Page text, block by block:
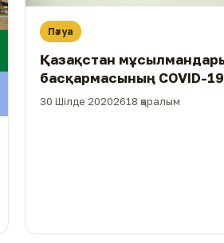
Пәтуа
Қазақстан
басқармасының COVID-19
індеті кезінде
30 Шілде 20202618 қаралым